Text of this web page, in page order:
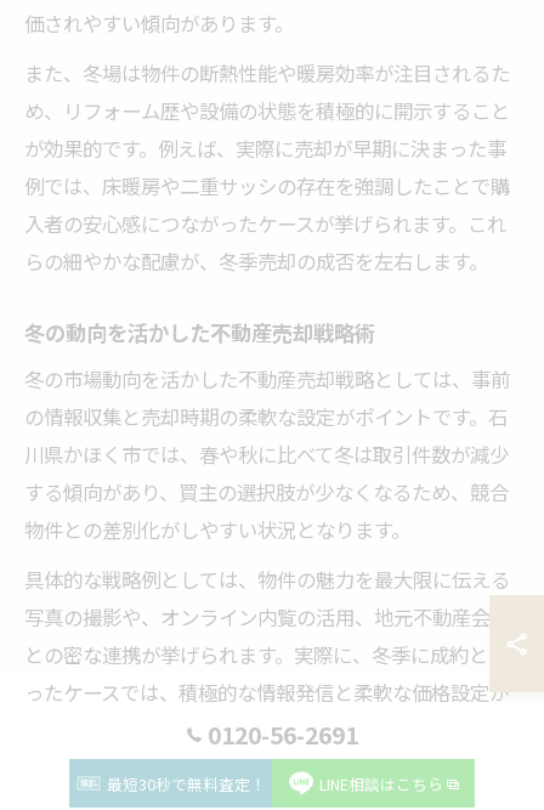
価されやすい傾向があります。
また、冬場は物件の断熱性能や暖房効率が注目されるた
め、リフォーム歴や設備の状態を積極的に開示すること
が効果的です。例えば、実際に売却が早期に決まった事
例では、床暖房や二重サッシの存在を強調したことで購
入者の安心感につながったケースが挙げられます。これ
らの細やかな配慮が、冬季売却の成否を左右します。
冬の動向を活かした不動産売却戦略術
冬の市場動向を活かした不動産売却戦略としては、事前
の情報収集と売却時期の柔軟な設定がポイントです。石
川県かほく市では、春や秋に比べて冬は取引件数が減少
する傾向があり、買主の選択肢が少なくなるため、競合
物件との差別化がしやすい状況となります。
具体的な戦略例としては、物件の魅力を最大限に伝える
写真の撮影や、オンライン内覧の活用、地元不動産会社
との密な連携が挙げられます。実際に、冬季に成約とな
ったケースでは、積極的な情報発信と柔軟な価格設定が
功を奏したという声もあります。冬の特性を理解し、適
切な戦略を採ることで売却成功へとつながります。
0120-56-2691
最短30秒で無料査定！ LINE相談はこちら